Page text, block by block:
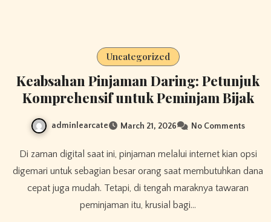
Uncategorized
Keabsahan Pinjaman Daring: Petunjuk
Komprehensif untuk Peminjam Bijak
adminlearcate March 21, 2026 No Comments
Di zaman digital saat ini, pinjaman melalui internet kian opsi
digemari untuk sebagian besar orang saat membutuhkan dana
cepat juga mudah. Tetapi, di tengah maraknya tawaran
peminjaman itu, krusial bagi…